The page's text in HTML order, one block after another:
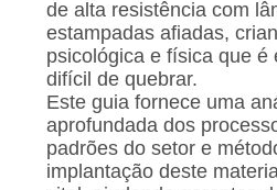
de alta resistência com
estampadas afiadas,
psicológica e física que é
difícil de quebrar.
Este guia fornece uma
aprofundada dos
padrões do setor e
implantação deste